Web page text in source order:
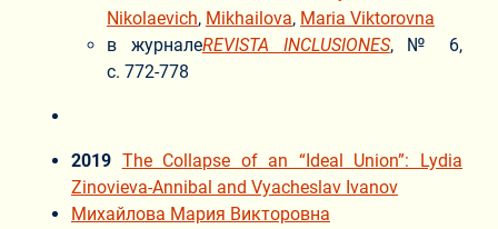
Nikolaevich, Mikhailova, Maria Viktorovna
в журналеREVISTA INCLUSIONES, № 6,
с. 772-778
2019 The Collapse of an “Ideal Union”: Lydia
Zinovieva-Annibal and Vyacheslav Ivanov
Михайлова Мария Викторовна